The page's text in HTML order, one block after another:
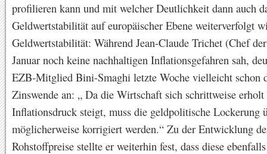
profilieren kann und mit welcher Deutlichkeit dann auch
Geldwertstabilität auf europäischer Ebene weiterverfolgt
Geldwertstabilität: Während Jean-Claude Trichet (Chef
Januar noch keine nachhaltigen Inflationsgefahren sah,
EZB-Mitglied Bini-Smaghi letzte Woche vielleicht schon
Zinswende an: „ Da die Wirtschaft sich schrittweise erholt
Inflationsdruck steigt, muss die geldpolitische Lockerung
möglicherweise korrigiert werden.“ Zu der Entwicklung
Rohstoffpreise stellte er weiterhin fest, dass diese